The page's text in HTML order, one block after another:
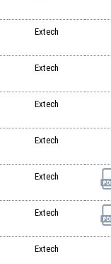
Extech
Extech
Extech
Extech
Extech
Extech
Extech